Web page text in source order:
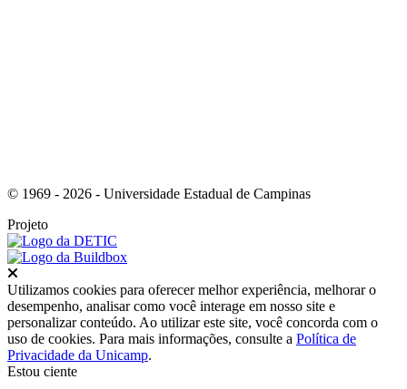
© 1969 - 2026 - Universidade Estadual de Campinas
Projeto
Utilizamos cookies para oferecer melhor experiência, melhorar o
desempenho, analisar como você interage em nosso site e
personalizar conteúdo. Ao utilizar este site, você concorda com o
uso de cookies. Para mais informações, consulte a Política de
Privacidade da Unicamp.
Estou ciente